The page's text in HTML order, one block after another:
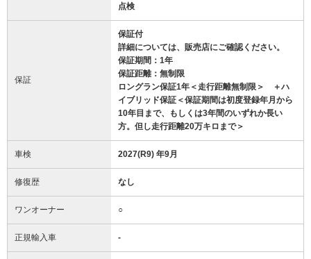
点検
保証
保証付
詳細については、販売店にご確認ください。
保証期間：1年
保証距離：無制限
ロングラン保証1年＜走行距離無制限＞ ＋ハ
イブリッド保証＜保証期間は初度登録年月から
10年目まで、もしくは3年間のいずれか長い
方。但し走行距離20万キロまで＞
車検 2027(R9) 年9月
修復歴 なし
ワンオーナー ○
正規輸入車 -